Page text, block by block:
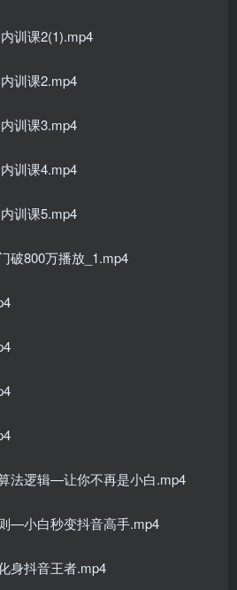
训课2(1).mp4
训课2.mp4
训课3.mp4
训课4.mp4
训课5.mp4
破800万播放_1.mp4
法逻辑—让你不再是小白.mp4
—小白秒变抖音高手.mp4
身抖音王者.mp4